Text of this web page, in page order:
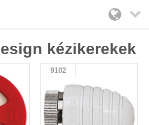

kézikerekek
9102